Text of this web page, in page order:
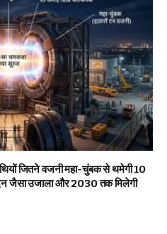
जितने वजनी महा-चुंबक से थमेगी 10
जैसा उजाला और 2030 तक मिलेगी